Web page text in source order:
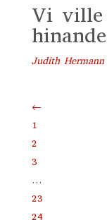
Vi
Judith Hermann
←
1
2
3
…
23
24